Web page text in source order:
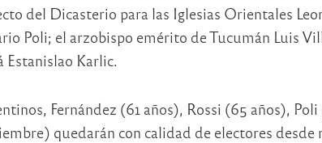
del Dicasterio para las Iglesias Orientales
Poli; el arzobispo emérito de Tucumán Luis
Estanislao Karlic.
Fernández (61 años), Rossi (65 años),
quedarán con calidad de electores